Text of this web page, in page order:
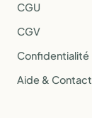
CGU
CGV
Confidentialité
Aide & Contact